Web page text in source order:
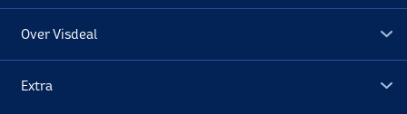
Over Visdeal
Extra